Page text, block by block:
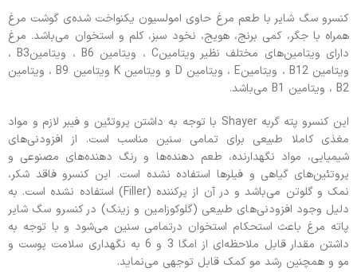
کنسرو سگ شایر با طعم مرغ حاوی امولسیون یکنواخت شده‌ی گوشت مرغ
همراه با جگر، کمی برنج، هویج، نخود سبز، کلم و استخوان می‌باشد. مرغ
دارای ویتامین‌های مختلف نظیر ویتامینC ، ویتامین B6 ، ویتامینB3 ،
ویتامین B12 ، ویتامینE ، ویتامین D و ویتامین K ویتامین B9 ، ویتامین
B2 ، ویتامین B1 می‌باشد.
این کنسرو پته گربه Shayer با توجه به داشتن پروتئین و فیبر لازم و مواد
مغذی کاملا طبیعی برای تمامی سنین مناسب است. از افزودنی‌های
شیمیایی، مواد نگهدارنده، طعم دهنده‌ها و رنگ دهنده‌های مصنوعی و
پروتئین‌های گیاهی و فیلرها استفاده نشده است. این کنسرو فاقد شکر،
نمک و گلوتن می‌باشد و در آن از پرکننده (Filler) استفاده نشده است. به
دلیل وجود افزودنی‌های طبیعی (گلوکوزامین و زینک) در کنسرو سگ شایر
پاته مرغ باعث استحکام استخوان درتمامی سنین می‌شود و با توجه به
داشتن مقدار قابل ملاحظه‌ای از امگا 3 و 6 به نگهداری سلامت پوست و
مو و همچنین رشد مو کمک قابل توجهی می‌نماید.